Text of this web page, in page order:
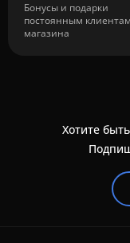
Бонусы и подарки
постоянным клиентам
магазина
Хотите